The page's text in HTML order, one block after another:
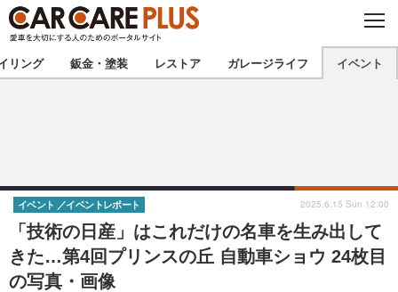
C
O
S
E
★カーケアプラス認定★ 厳選プロショップを地域から探す
甲信越 北陸
東海 関西
中国
リング 鈑金・塗装 レストア ガレージライフ イベント
「技術の日産」はこれだけの名車を生み出して
きた…第4回プリンスの丘 自動車ショウ 24枚目
の写真・画像
イベント イベントレポート 2025.6.15 Sun 12:00